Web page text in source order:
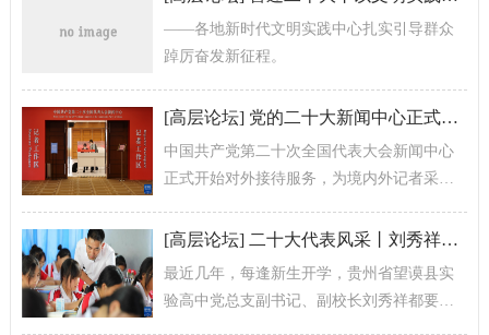
——各地新时代文明实践中心扎实引导群众
踔厉奋发新征程。
[高层论坛] 党的二十大新闻中心正式开始对外接待服务
中国共产党第二十次全国代表大会新闻中心
正式开始对外接待服务，为境内外记者采访
[高层论坛] 二十大代表风采丨刘秀祥：激发山乡学子的奋斗动力
最近几年，每逢新生开学，贵州省望谟县实
验高中党总支副书记、副校长刘秀祥都要给